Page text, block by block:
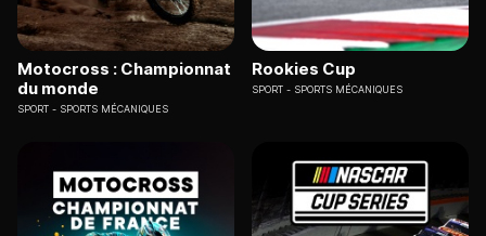
Motocross : Championnat
du monde
SPORT SPORTS MÉCANIQUES
Rookies Cup
SPORT SPORTS MÉCANIQUES